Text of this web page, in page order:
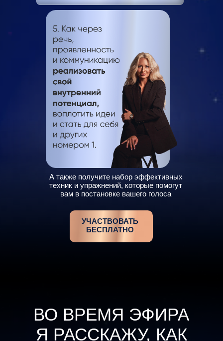
А также получите набор эффективных
техник и упражнений, которые помогут
вам в постановке вашего голоса
УЧАСТВОВАТЬ
БЕСПЛАТНО
ВО ВРЕМЯ ЭФИРА
Я РАССКАЖУ, КАК